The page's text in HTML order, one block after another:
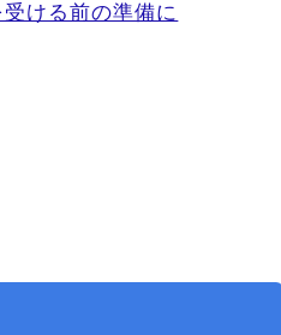
ける前の準備に